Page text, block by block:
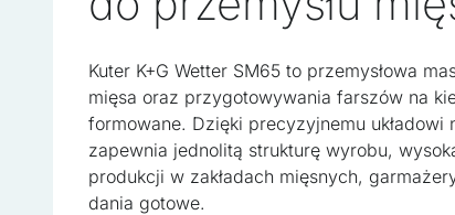
Kuter K+G Wetter SM65 to przemysłowa
mięsa oraz przygotowywania farszów na
formowane. Dzięki precyzyjnemu
zapewnia jednolitą strukturę wyrobu,
produkcji w zakładach mięsnych,
dania gotowe.